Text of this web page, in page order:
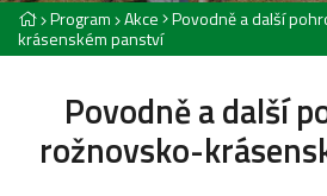
Program Akce Povodně a další
krásenském panství
Povodně a další
rožnovsko-